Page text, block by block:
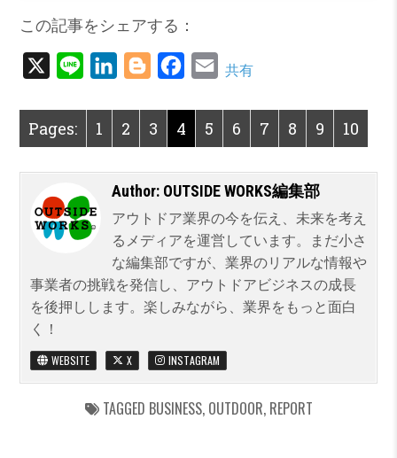
この記事をシェアする：
X
e
n
k
e
d
I
n
o
g
g
e
r
c
e
b
o
o
k
E
i
l
共有
Pages: 1 2 3 4 5 6 7 8 9 10
Author: OUTSIDE WORKS編集部
アウトドア業界の今を伝え、未来を考え
るメディアを運営しています。まだ小さ
な編集部ですが、業界のリアルな情報や
事業者の挑戦を発信し、アウトドアビジネスの成長
を後押しします。楽しみながら、業界をもっと面白
く！
WEBSITE X INSTAGRAM
TAGGED BUSINESS, OUTDOOR, REPORT